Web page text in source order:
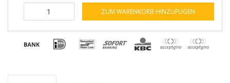
ZUM WARENKORB HINZUFÜGEN